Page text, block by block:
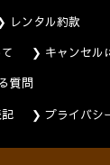
レンタル約款
キャンセル
質問
プライバシ